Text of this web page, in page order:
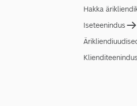
Hakka
Iseteenindus
Klienditeenindus